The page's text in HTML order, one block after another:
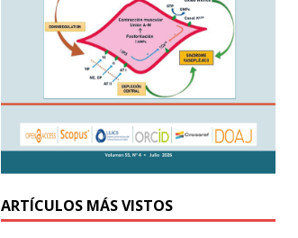
ARTÍCULOS MÁS VISTOS